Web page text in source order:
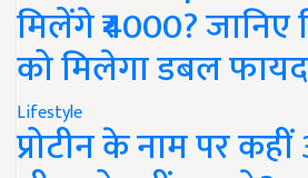
मिलेंगे ₹4000? जानिए
को मिलेगा डबल
Lifestyle
प्रोटीन के नाम पर